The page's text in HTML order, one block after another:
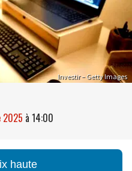
Investir – Getty Images
2025 à 14:00
haute